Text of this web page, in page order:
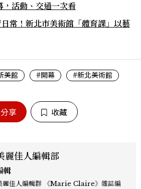
活動、交通一次看
常！新北市美術館「體育課」以藝
美館 #開幕 #新北美術館
分享 收藏
麗佳人編輯部
輯
佳人編輯群 《Marie Claire》雜誌編